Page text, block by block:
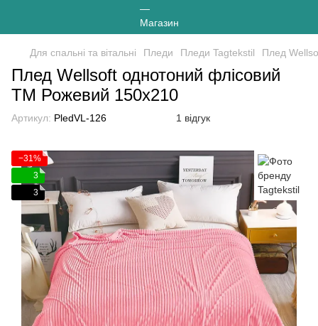
Для спальні та вітальні Пледи Пледи Tagtekstil Плед
Плед Wellsoft однотоний флісовий
ТМ Рожевий 150х210
Артикул: PledVL-126 1 відгук
−31%
3
3